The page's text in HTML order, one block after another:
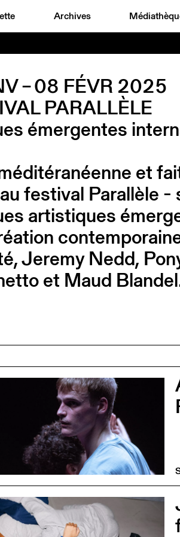
Archives
– 08 FÉVR 2025
PARALLÈLE
émergentes
et
festival Parallèle
artistiques
Jeremy Nedd,
et Maud